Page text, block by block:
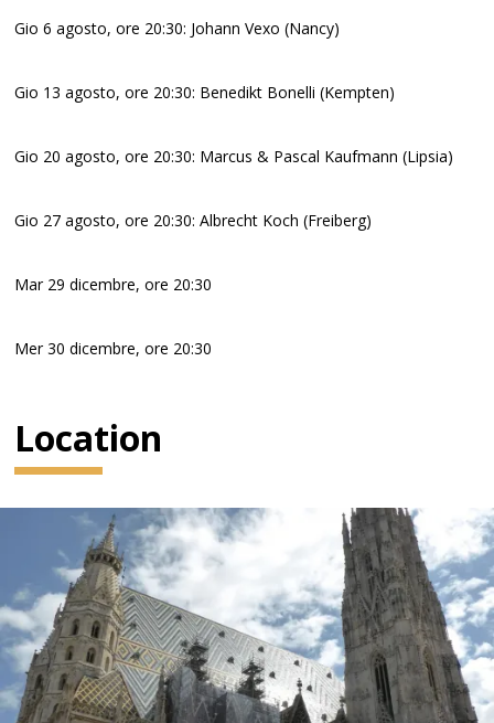
Gio 6 agosto, ore 20:30: Johann Vexo (Nancy)
Gio 13 agosto, ore 20:30: Benedikt Bonelli (Kempten)
Gio 20 agosto, ore 20:30: Marcus & Pascal Kaufmann (Lipsia)
Gio 27 agosto, ore 20:30: Albrecht Koch (Freiberg)
Mar 29 dicembre, ore 20:30
Mer 30 dicembre, ore 20:30
Location